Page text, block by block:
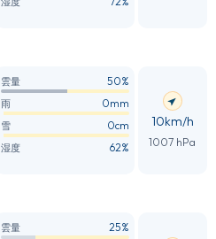
雲量 50%
雨 0mm
雪 0cm
湿度 62%
10km/h
1007 hPa
雲量 25%